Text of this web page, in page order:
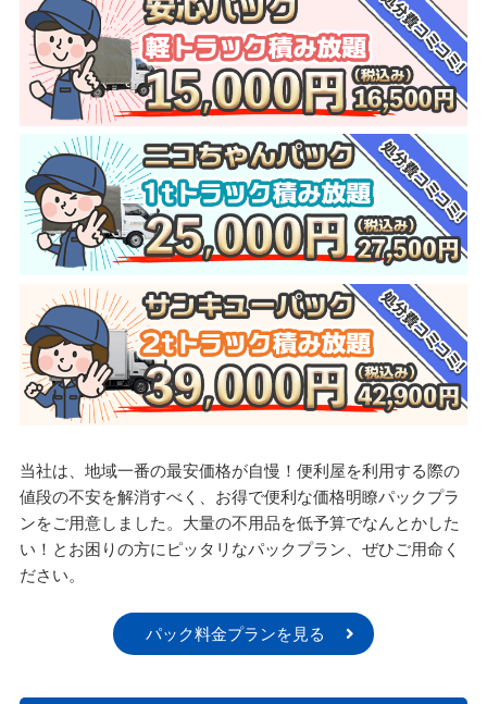
当社は、地域一番の最安価格が自慢！便利屋を利用する際の
値段の不安を解消すべく、お得で便利な価格明瞭パックプラ
ンをご用意しました。大量の不用品を低予算でなんとかした
い！とお困りの方にピッタリなパックプラン、ぜひご用命く
ださい。
パック料金プランを見る